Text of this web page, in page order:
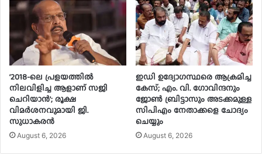
‘2018-ലെ പ്രളയത്തിൽ
നിലവിളിച്ച ആളാണ് സജി
ചെറിയാൻ’; രൂക്ഷ
വിമർശനവുമായി ജി.
സുധാകരൻ
August 6, 2026
ഇഡി ഉദ്യോഗസ്ഥരെ ആക്രമിച്ച
കേസ്; എം. വി. ഗോവിന്ദനും
ജോൺ ബ്രിട്ടാസും അടക്കമുള്ള
സിപിഎം നേതാക്കളെ ചോദ്യം
ചെയ്യും
August 6, 2026